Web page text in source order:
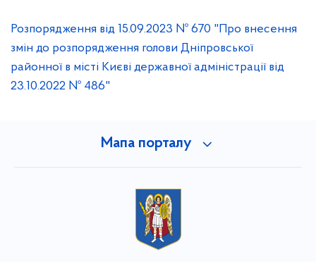
Розпорядження від 15.09.2023 № 670 "Про внесення
змін до розпорядження голови Дніпровської
районної в місті Києві державної адміністрації від
23.10.2022 № 486"
Мапа порталу